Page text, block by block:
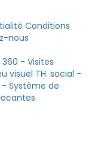
Conditions
nous
360 - Visites
visuel TH. social -
- Système de